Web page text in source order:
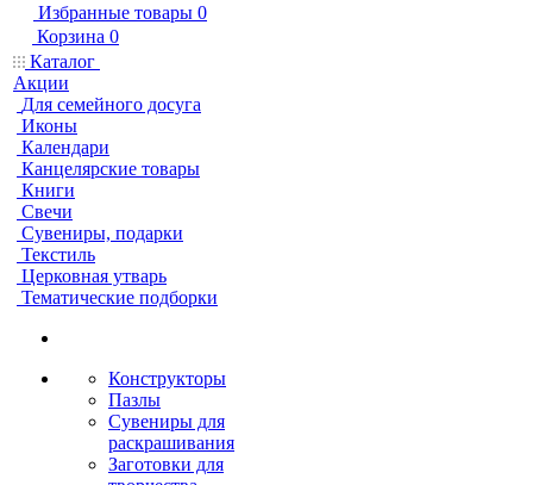
Избранные товары 0
Корзина 0
Каталог
Акции
Для семейного досуга
Иконы
Календари
Канцелярские товары
Книги
Свечи
Сувениры, подарки
Текстиль
Церковная утварь
Тематические подборки
Конструкторы
Пазлы
Сувениры для
раскрашивания
Заготовки для